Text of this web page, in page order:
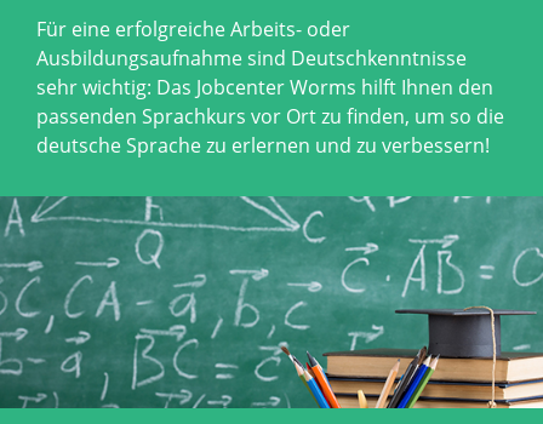
Für eine erfolgreiche Arbeits- oder
Ausbildungsaufnahme sind Deutschkenntnisse
sehr wichtig: Das Jobcenter Worms hilft Ihnen den
passenden Sprachkurs vor Ort zu finden, um so die
deutsche Sprache zu erlernen und zu verbessern!